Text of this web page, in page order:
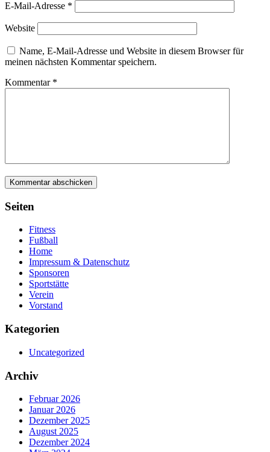
E-Mail-Adresse *
Website
Name, E-Mail-Adresse und Website in diesem Browser für
meinen nächsten Kommentar speichern.
Kommentar *
Seiten
Fitness
Fußball
Home
Impressum & Datenschutz
Sponsoren
Sportstätte
Verein
Vorstand
Kategorien
Uncategorized
Archiv
Februar 2026
Januar 2026
Dezember 2025
August 2025
Dezember 2024